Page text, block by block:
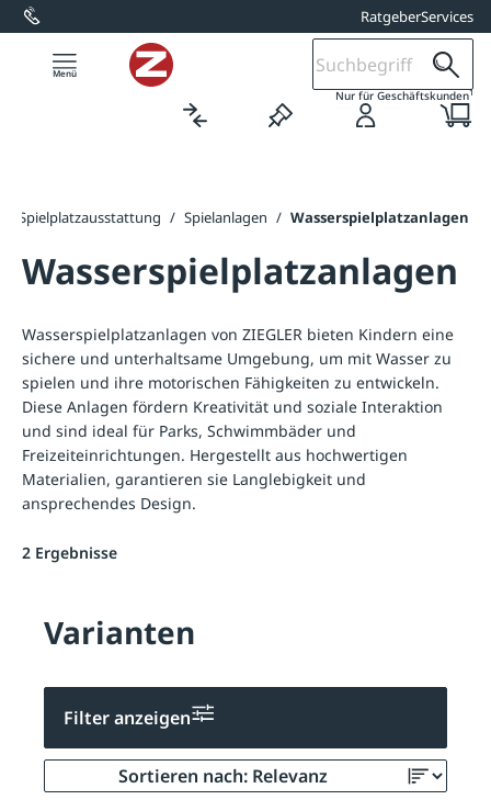
springen RatgeberServices
Nur für Geschäftskunden1
Spielplatzausstattung / Spielanlagen / Wasserspielplatzanlagen
Wasserspielplatzanlagen
Wasserspielplatzanlagen von ZIEGLER bieten Kindern eine
sichere und unterhaltsame Umgebung, um mit Wasser zu
spielen und ihre motorischen Fähigkeiten zu entwickeln.
Diese Anlagen fördern Kreativität und soziale Interaktion
und sind ideal für Parks, Schwimmbäder und
Freizeiteinrichtungen. Hergestellt aus hochwertigen
Materialien, garantieren sie Langlebigkeit und
ansprechendes Design.
2 Ergebnisse
Varianten
Filter anzeigen